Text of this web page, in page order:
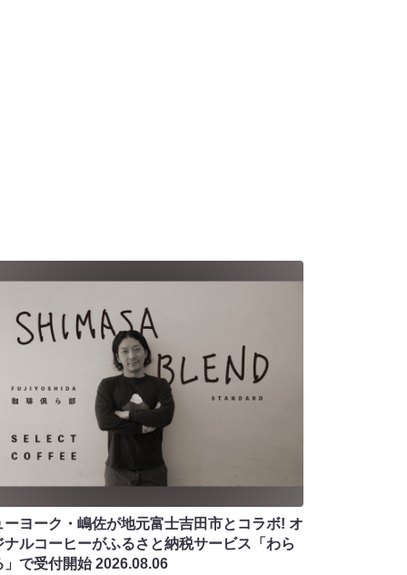
ーヨーク・嶋佐が地元富士吉田市とコラボ! オ
ナルコーヒーがふるさと納税サービス「わら
」で受付開始2026.08.06